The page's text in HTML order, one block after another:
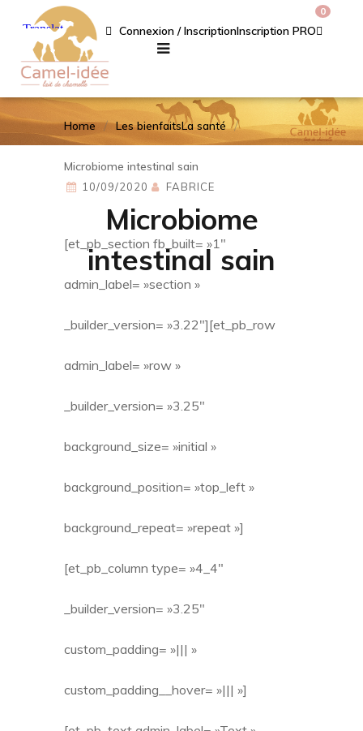
Connexion / InscriptionInscription PRO
0
Home Les bienfaitsLa santé
Microbiome intestinal sain
Microbiome
intestinal sain
10/09/2020 FABRICE
[et_pb_section fb_built= »1″
admin_label= »section »
_builder_version= »3.22″][et_pb_row
admin_label= »row »
_builder_version= »3.25″
background_size= »initial »
background_position= »top_left »
background_repeat= »repeat »]
[et_pb_column type= »4_4″
_builder_version= »3.25″
custom_padding= »||| »
custom_padding__hover= »||| »]